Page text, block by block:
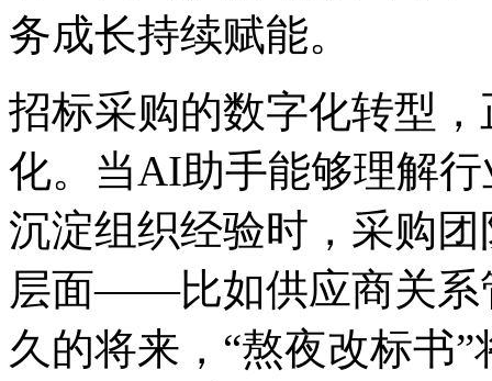
务成长持续赋能。
招标采购的数字化转型
化。当AI助手能够理解行业
沉淀组织经验时，采
层面——比如供应商关系管
久的将来，“熬夜改标书”